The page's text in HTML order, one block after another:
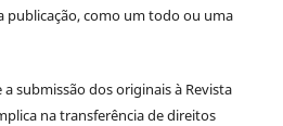
publicação, como um todo ou uma
submissão dos originais à Revista
na transferência de direitos